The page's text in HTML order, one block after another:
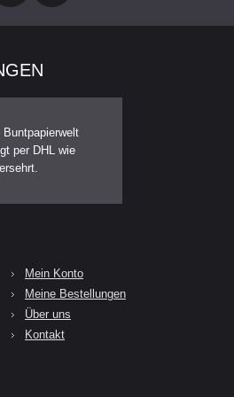
Buntpapierwelt
per DHL wie
Mein Konto
Meine Bestellungen
Über uns
Kontakt